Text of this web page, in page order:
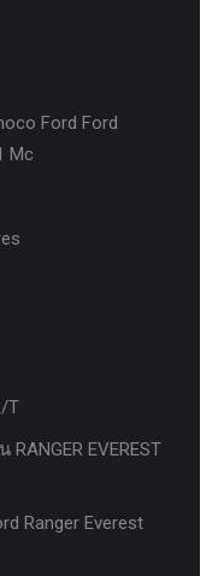
Ford Ford
Mc
T
EVEREST
Ranger Everest